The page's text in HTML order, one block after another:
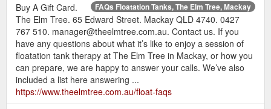
FAQs Floatation Tanks, The Elm Tree, Mackay
Buy A Gift Card.
The Elm Tree. 65 Edward Street. Mackay QLD 4740. 0427
767 510. manager@theelmtree.com.au. Contact us. If you
have any questions about what it’s like to enjoy a session of
floatation tank therapy at The Elm Tree in Mackay, or how you
can prepare, we are happy to answer your calls. We’ve also
included a list here answering ...
https://www.theelmtree.com.au/float-faqs